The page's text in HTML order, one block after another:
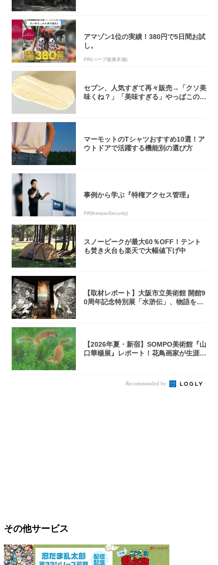
アマゾン1位の実績！380円で5日間お試
し。
PR(ハーブ健康本舗)
セブン、人気すぎて再々販売→「クソ美
味くね？」「美味すぎる」やっぱこのク
マーモットのTシャツおすすめ10選！ア
ウトドアで活躍する機能別の選び方
事例から学ぶ『特権アクセス管理』
PR(KeeperSecurity)
スノーピークが最大60％OFF！テント
も焚き火台も楽天で大幅値下げ中
【取材レポート】大阪市立美術館 開館9
0周年記念特別展「水滸伝」、物語を知
【2026年夏・新宿】SOMPO美術館『山
口華楊展』レポート！花鳥画家が生涯描
Recommended by
その他サービス